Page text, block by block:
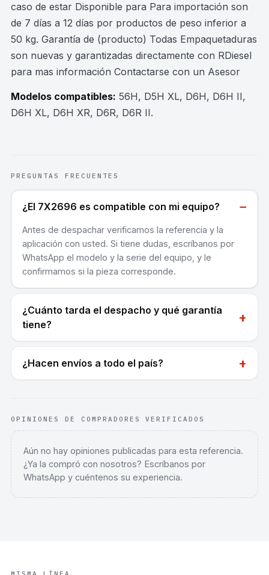
caso de estar Disponible para Para importación son
de 7 días a 12 días por productos de peso inferior a
50 kg. Garantía de (producto) Todas Empaquetaduras
son nuevas y garantizadas directamente con RDiesel
para mas información Contactarse con un Asesor
Modelos compatibles: 56H, D5H XL, D6H, D6H II,
D6H XL, D6H XR, D6R, D6R II.
PREGUNTAS FRECUENTES
¿El 7X2696 es compatible con mi equipo? −
Antes de despachar verificamos la referencia y la
aplicación con usted. Si tiene dudas, escríbanos por
WhatsApp el modelo y la serie del equipo, y le
confirmamos si la pieza corresponde.
¿Cuánto tarda el despacho y qué garantía
tiene?
+
¿Hacen envíos a todo el país? +
OPINIONES DE COMPRADORES VERIFICADOS
Aún no hay opiniones publicadas para esta referencia.
¿Ya la compró con nosotros? Escríbanos por
WhatsApp y cuéntenos su experiencia.